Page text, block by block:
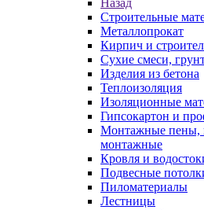
Назад
Строительные
Металлопрокат
Кирпич и
Сухие смеси,
Изделия из бетона
Теплоизоляция
Изоляционные
Гипсокартон и
Монтажные пены,
монтажные
Кровля и
Подвесные
Пиломатериалы
Лестницы